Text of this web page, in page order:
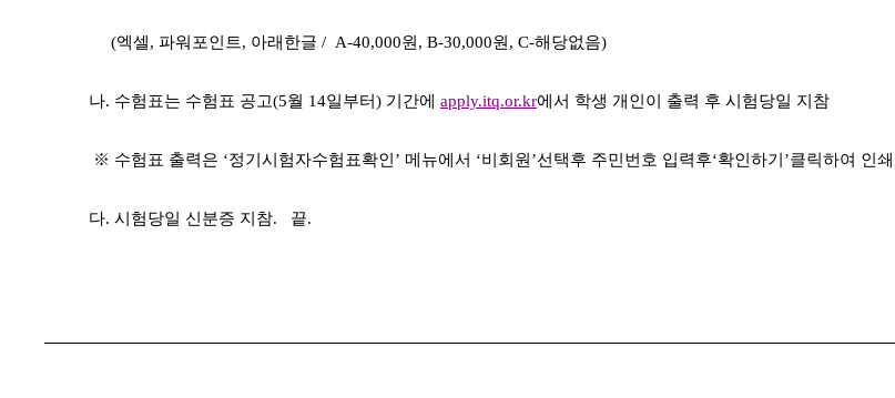
(엑셀, 파워포인트, 아래한글 / A-40,000원, B-30,000원, C-해당없음)
나. 수험표는 수험표 공고(5월 14일부터) 기간에 apply.itq.or.kr에서 학생 개인이 출력 후 시험당일 지참
※ 수험표 출력은 ‘정기시험자수험표확인’ 메뉴에서 ‘비회원’선택후 주민번호 입력후‘확인하기’클릭하여 인쇄
다. 시험당일 신분증 지참. 끝.